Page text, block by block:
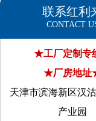
联系红利
CONTACT
★工厂定制
★厂房地
天津市滨海新区汉
产业园